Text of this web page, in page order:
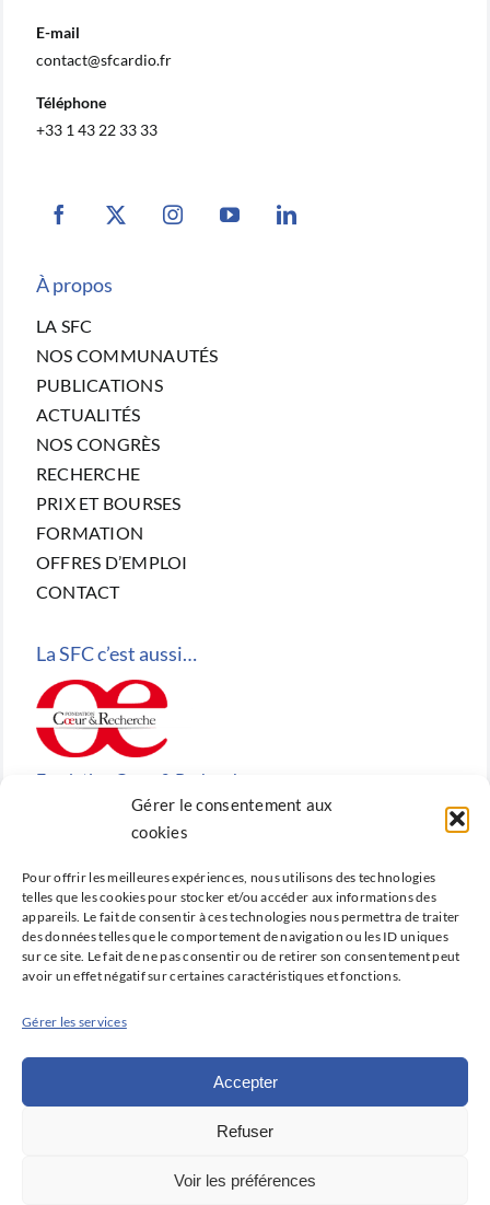
Gérer le consentement aux
cookies
Pour offrir les meilleures expériences, nous utilisons des technologies
telles que les cookies pour stocker et/ou accéder aux informations des
appareils. Le fait de consentir à ces technologies nous permettra de traiter
des données telles que le comportement de navigation ou les ID uniques
sur ce site. Le fait de ne pas consentir ou de retirer son consentement peut
avoir un effet négatif sur certaines caractéristiques et fonctions.
Gérer les services
Accepter
Refuser
Voir les préférences
E-mail
contact@sfcardio.fr
Téléphone
+33 1 43 22 33 33
À propos
LA SFC
NOS COMMUNAUTÉS
PUBLICATIONS
ACTUALITÉS
NOS CONGRÈS
RECHERCHE
PRIX ET BOURSES
FORMATION
OFFRES D’EMPLOI
CONTACT
La SFC c’est aussi…
Fondation Cœur & Recherche
Reconnue d’utilité publique, la Fondation Cœur &
créée en 2010 par la SFC.
plateforme d’information et de formation de la SFC.
Politique de cookies (UE)
Avertissement